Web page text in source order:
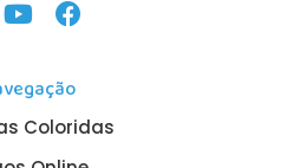
Coloridas